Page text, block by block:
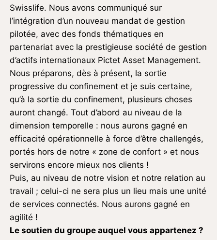
Swisslife. Nous avons communiqué sur
l’intégration d’un nouveau mandat de gestion
pilotée, avec des fonds thématiques en
partenariat avec la prestigieuse société de gestion
d’actifs internationaux Pictet Asset Management.
Nous préparons, dès à présent, la sortie
progressive du confinement et je suis certaine,
qu’à la sortie du confinement, plusieurs choses
auront changé. Tout d’abord au niveau de la
dimension temporelle : nous aurons gagné en
efficacité opérationnelle à force d’être challengés,
portés hors de notre « zone de confort » et nous
servirons encore mieux nos clients !
Puis, au niveau de notre vision et notre relation au
travail ; celui-ci ne sera plus un lieu mais une unité
de services connectés. Nous aurons gagné en
agilité !
Le soutien du groupe auquel vous appartenez ?